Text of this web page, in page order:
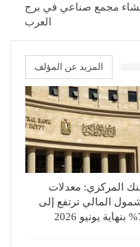
مجمع صناعي في برج
العرب
المزيد عن المؤلف
المركزي: معدلات
المالي ترتفع إلى